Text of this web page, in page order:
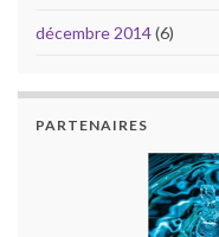
décembre 2014(6)
PARTENAIRES